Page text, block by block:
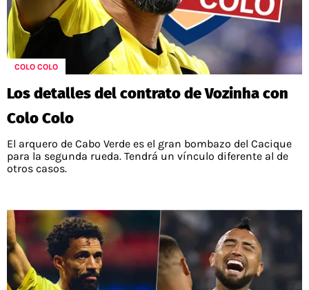
COLO COLO
Los detalles del contrato de Vozinha con
Colo Colo
El arquero de Cabo Verde es el gran bombazo del Cacique
para la segunda rueda. Tendrá un vínculo diferente al de
otros casos.